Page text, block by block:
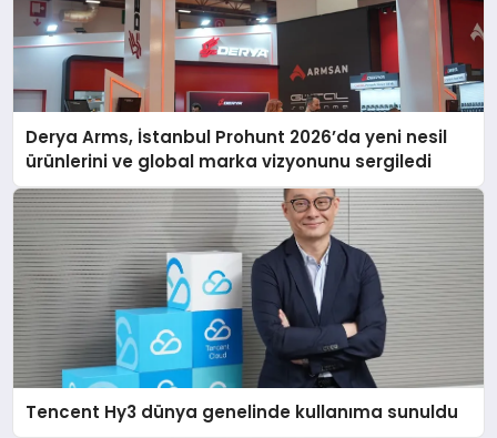
Derya Arms, İstanbul Prohunt 2026’da yeni nesil
ürünlerini ve global marka vizyonunu sergiledi
Tencent Hy3 dünya genelinde kullanıma sunuldu